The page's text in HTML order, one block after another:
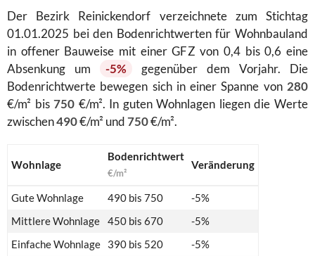
Der Bezirk Reinickendorf verzeichnete zum Stichtag
01.01.2025 bei den Bodenrichtwerten für Wohnbauland
in offener Bauweise mit einer GFZ von 0,4 bis 0,6 eine
Absenkung um
-5%
gegenüber dem Vorjahr. Die
Bodenrichtwerte bewegen sich in einer Spanne von 280
€/m² bis750 €/m². In guten Wohnlagen liegen die Werte
zwischen490€/m² und750€/m².
Wohnlage
Bodenrichtwert
€/m²
Veränderung
Gute Wohnlage 490 bis 750
-5%
Mittlere Wohnlage
450 bis 670
-5%
Einfache Wohnlage
390 bis 520 -5%